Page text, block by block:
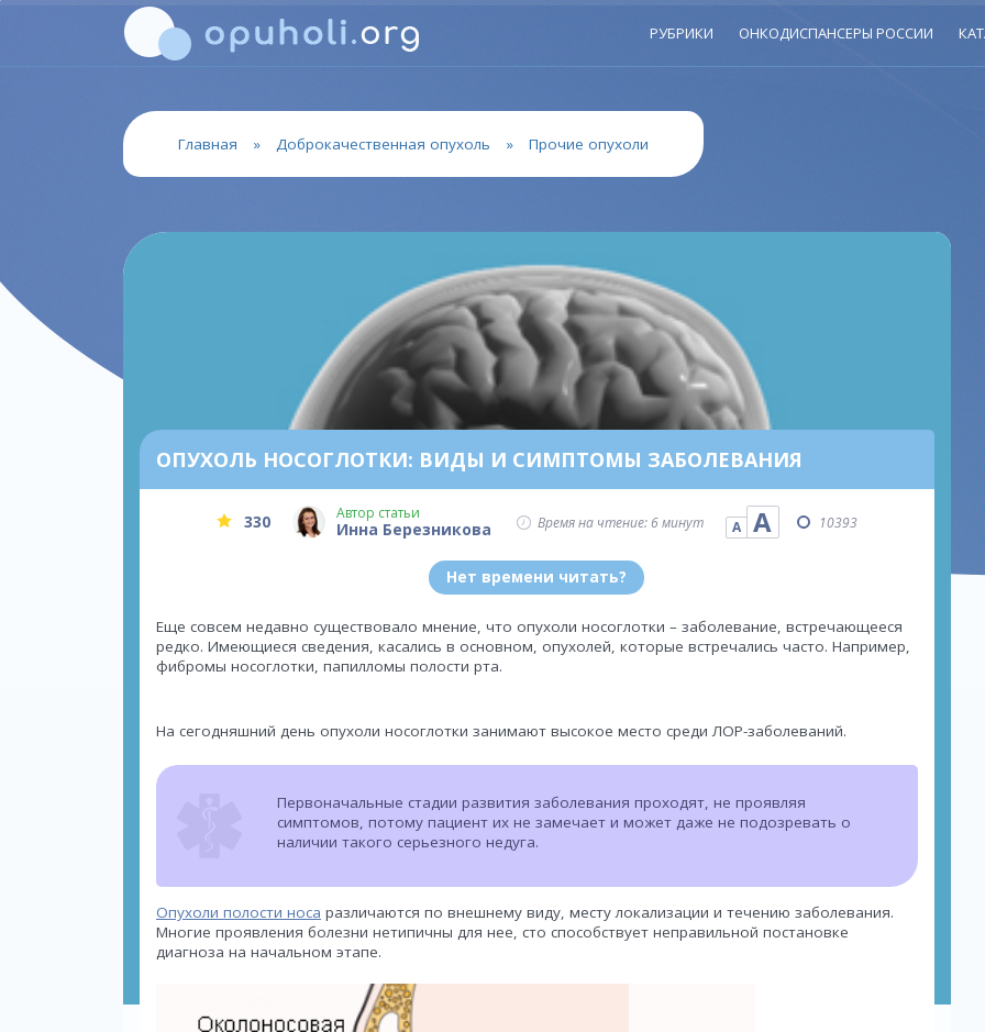
РУБРИКИ ОНКОДИСПАНСЕРЫ РОССИИ
Главная » Доброкачественная опухоль » Прочие опухоли
ОПУХОЛЬ НОСОГЛОТКИ: ВИДЫ И СИМПТОМЫ ЗАБОЛЕВАНИЯ
330 Автор статьи
Инна Березникова Время на чтение: 6 минут А А 10393
Нет времени читать?
Еще совсем недавно существовало мнение, что опухоли носоглотки – заболевание, встречающееся
редко. Имеющиеся сведения, касались в основном, опухолей, которые встречались часто. Например,
фибромы носоглотки, папилломы полости рта.
На сегодняшний день опухоли носоглотки занимают высокое место среди ЛОР-заболеваний.
Первоначальные стадии развития заболевания проходят, не проявляя
симптомов, потому пациент их не замечает и может даже не подозревать о
наличии такого серьезного недуга.
Опухоли полости носа различаются по внешнему виду, месту локализации и течению заболевания.
Многие проявления болезни нетипичны для нее, сто способствует неправильной постановке
диагноза на начальном этапе.